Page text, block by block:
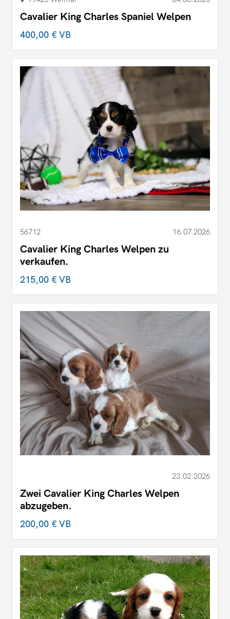
Cavalier King Charles Spaniel Welpen
400,00 €VB
56712 16.07.2026
Cavalier King Charles Welpen zu
verkaufen.
215,00 €VB
23.02.2026
Zwei Cavalier King Charles Welpen
abzugeben.
200,00 €VB